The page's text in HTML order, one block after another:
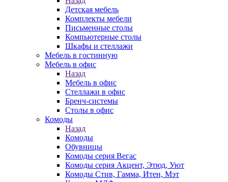
Детская мебель
Комплекты мебели
Письменные столы
Компьютерные столы
Шкафы и стеллажи
Мебель в гостинную
Мебель в офис
Назад
Мебель в офис
Стеллажи в офис
Бренч-системы
Столы в офис
Комоды
Назад
Комоды
Обувницы
Комоды серия Вегас
Комоды серия Акцент, Этюд, Уют
Комоды Стив, Гамма, Итен, Мэт